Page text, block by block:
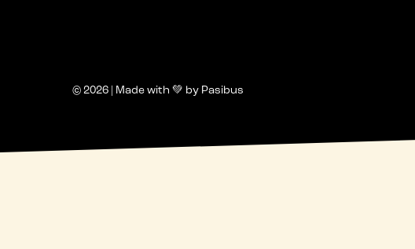
© 2026 | Made with 💚 by Pasibus